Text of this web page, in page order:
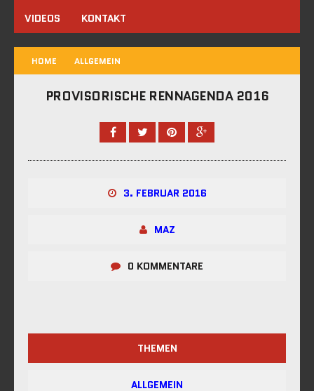
VIDEOS KONTAKT
HOME ALLGEMEIN
PROVISORISCHE RENNAGENDA 2016
3. FEBRUAR 2016
MAZ
0 KOMMENTARE
THEMEN
ALLGEMEIN